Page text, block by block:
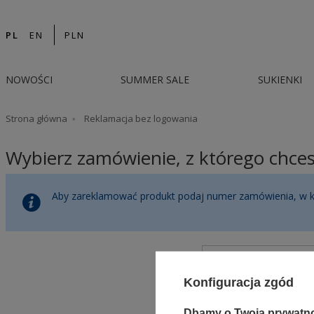
PL EN PLN
NOWOŚCI SUMMER SALE SUKIENKI
Strona główna Reklamacja bez logowania
Wybierz zamówienie, z którego
Aby zareklamować produkt podaj numer zamówienia, w
Twój telefon lub e-
Konfiguracja zgód